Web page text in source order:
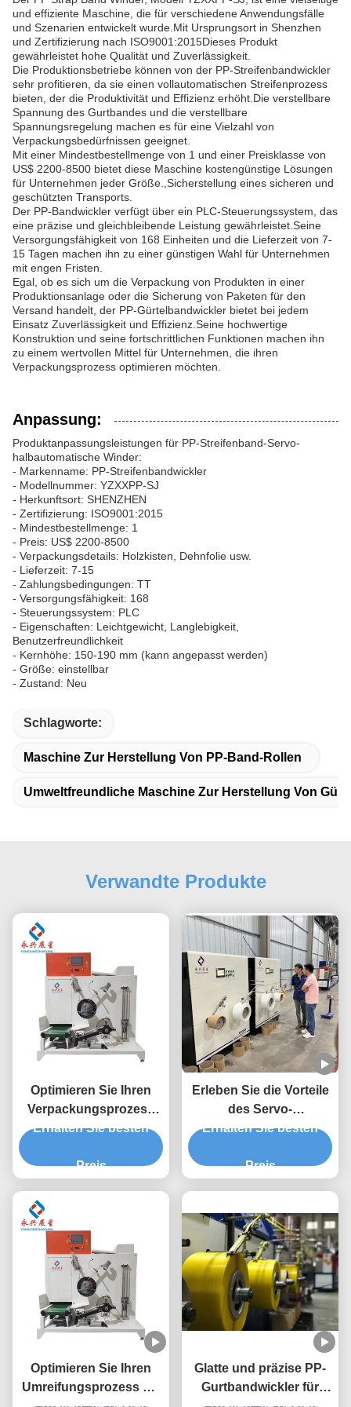
und effiziente Maschine, die für verschiedene Anwendungsfälle
und Szenarien entwickelt wurde.Mit Ursprungsort in Shenzhen
und Zertifizierung nach ISO9001:2015Dieses Produkt
gewährleistet hohe Qualität und Zuverlässigkeit.
Die Produktionsbetriebe können von der PP-Streifenbandwickler
sehr profitieren, da sie einen vollautomatischen Streifenprozess
bieten, der die Produktivität und Effizienz erhöht.Die verstellbare
Spannung des Gurtbandes und die verstellbare
Spannungsregelung machen es für eine Vielzahl von
Verpackungsbedürfnissen geeignet.
Mit einer Mindestbestellmenge von 1 und einer Preisklasse von
US$ 2200-8500 bietet diese Maschine kostengünstige Lösungen
für Unternehmen jeder Größe.,Sicherstellung eines sicheren und
geschützten Transports.
Der PP-Bandwickler verfügt über ein PLC-Steuerungssystem, das
eine präzise und gleichbleibende Leistung gewährleistet.Seine
Versorgungsfähigkeit von 168 Einheiten und die Lieferzeit von 7-
15 Tagen machen ihn zu einer günstigen Wahl für Unternehmen
mit engen Fristen.
Egal, ob es sich um die Verpackung von Produkten in einer
Produktionsanlage oder die Sicherung von Paketen für den
Versand handelt, der PP-Gürtelbandwickler bietet bei jedem
Einsatz Zuverlässigkeit und Effizienz.Seine hochwertige
Konstruktion und seine fortschrittlichen Funktionen machen ihn
zu einem wertvollen Mittel für Unternehmen, die ihren
Verpackungsprozess optimieren möchten.
Anpassung:
Produktanpassungsleistungen für PP-Streifenband-Servo-
halbautomatische Winder:
- Markenname: PP-Streifenbandwickler
- Modellnummer: YZXXPP-SJ
- Herkunftsort: SHENZHEN
- Zertifizierung: ISO9001:2015
- Mindestbestellmenge: 1
- Preis: US$ 2200-8500
- Verpackungsdetails: Holzkisten, Dehnfolie usw.
- Lieferzeit: 7-15
- Zahlungsbedingungen: TT
- Versorgungsfähigkeit: 168
- Steuerungssystem: PLC
- Eigenschaften: Leichtgewicht, Langlebigkeit,
Benutzerfreundlichkeit
- Kernhöhe: 150-190 mm (kann angepasst werden)
- Größe: einstellbar
- Zustand: Neu
Schlagworte:
Maschine Zur Herstellung Von PP-Band-Rollen
Umweltfreundliche Maschine Zur Herstellung Von
Verwandte Produkte
Optimieren Sie Ihren
Verpackungsprozess
mit dem PP-
einstellbarer
Erhalten Sie besten
Preis
Erleben Sie die Vorteile
des Servo-
Halbautomaten in Ihrer
Erhalten Sie besten
Preis
Optimieren Sie Ihren
Umreifungsprozess mit
Glatte und präzise PP-
Gurtbandwickler für